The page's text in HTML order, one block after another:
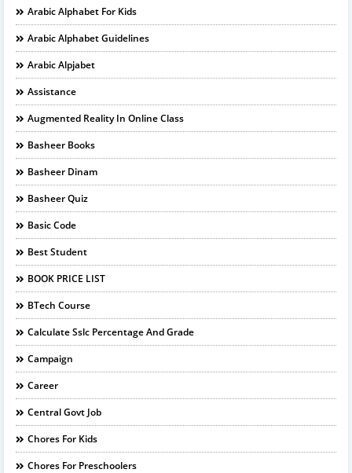
Arabic Alphabet For Kids
Arabic Alphabet Guidelines
Arabic Alpjabet
Assistance
Augmented Reality In Online Class
Basheer Books
Basheer Dinam
Basheer Quiz
Basic Code
Best Student
BOOK PRICE LIST
BTech Course
Calculate Sslc Percentage And Grade
Campaign
Career
Central Govt Job
Chores For Kids
Chores For Preschoolers